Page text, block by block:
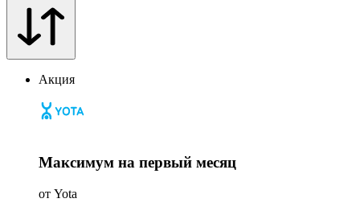
Акция
Максимум на первый месяц
от Yota